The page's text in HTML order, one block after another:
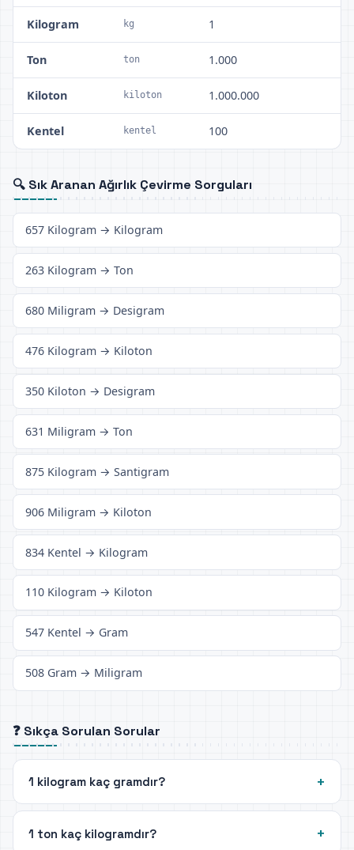
Kilogram kg 1
Ton ton 1.000
Kiloton kiloton 1.000.000
Kentel kentel 100
🔍 Sık Aranan Ağırlık Çevirme Sorguları
657 Kilogram → Kilogram
263 Kilogram → Ton
680 Miligram → Desigram
476 Kilogram → Kiloton
350 Kiloton → Desigram
631 Miligram → Ton
875 Kilogram → Santigram
906 Miligram → Kiloton
834 Kentel → Kilogram
110 Kilogram → Kiloton
547 Kentel → Gram
508 Gram → Miligram
❓ Sıkça Sorulan Sorular
1 kilogram kaç gramdır?
1 ton kaç kilogramdır?